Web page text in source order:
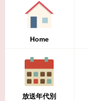
Home
放送年代別